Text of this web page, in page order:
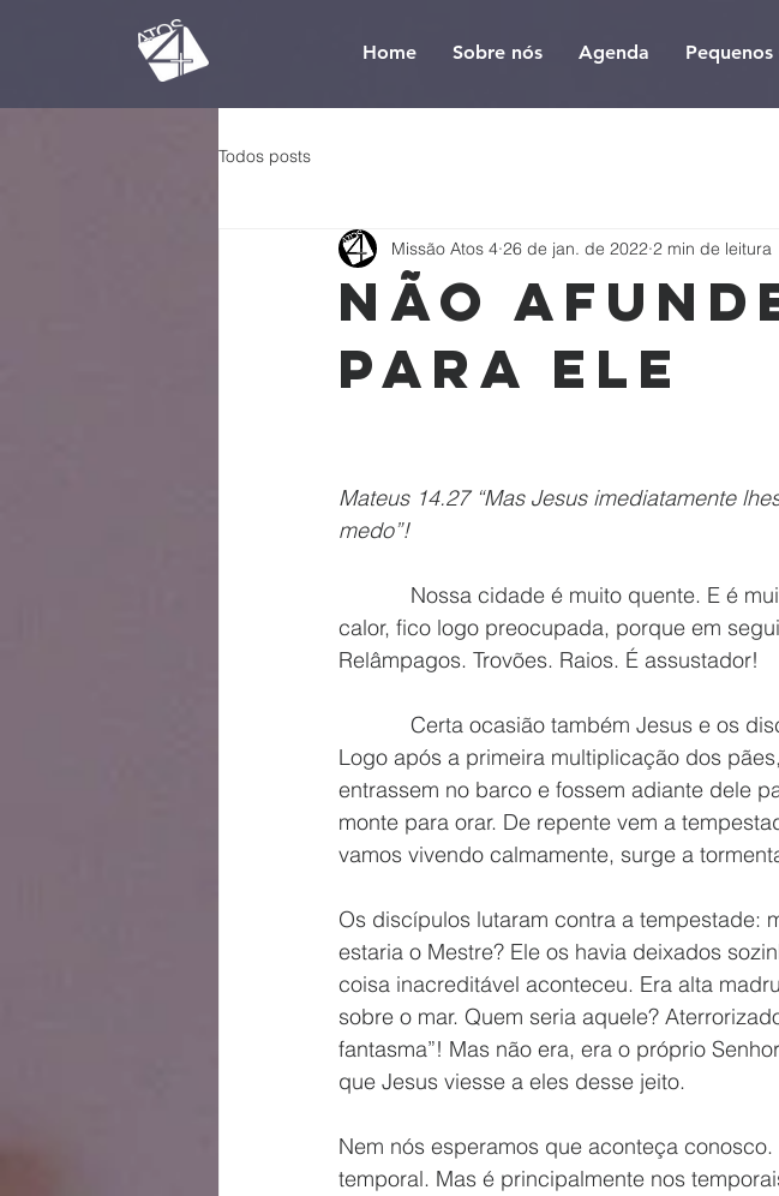
Home Sobre nós Agenda
Todos posts
Não
para Ele
Missão Atos 4 26 de jan. de 2022 2 min de leitura
Mateus 14.27 “Mas Jesus imediatamente
medo”!
calor, fico logo preocupada, porque em
Relâmpagos. Trovões. Raios. É assustador!
Logo após a primeira multiplicação dos
entrassem no barco e fossem adiante dele
monte para orar. De repente vem a
vamos vivendo calmamente, surge a
Os discípulos lutaram contra a tempestade:
estaria o Mestre? Ele os havia deixados
coisa inacreditável aconteceu. Era alta
sobre o mar. Quem seria aquele?
fantasma”! Mas não era, era o próprio
que Jesus viesse a eles desse jeito.
Nem nós esperamos que aconteça
temporal. Mas é principalmente nos